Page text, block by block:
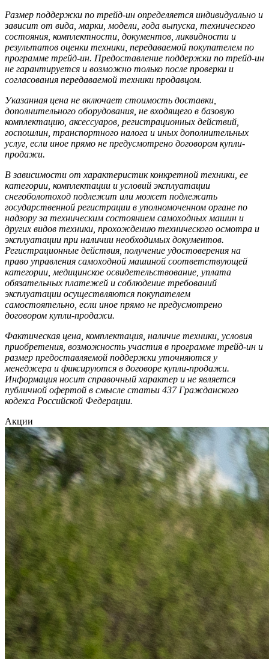
Размер поддержки по трейд-ин определяется индивидуально и
зависит от вида, марки, модели, года выпуска, технического
состояния, комплектности, документов, ликвидности и
результатов оценки техники, передаваемой покупателем по
программе трейд-ин. Предоставление поддержки по трейд-ин
не гарантируется и возможно только после проверки и
согласования передаваемой техники продавцом.
Указанная цена не включает стоимость доставки,
дополнительного оборудования, не входящего в базовую
комплектацию, аксессуаров, регистрационных действий,
госпошлин, транспортного налога и иных дополнительных
услуг, если иное прямо не предусмотрено договором купли-
продажи.
В зависимости от характеристик конкретной техники, ее
категории, комплектации и условий эксплуатации
снегоболотоход подлежит или может подлежать
государственной регистрации в уполномоченном органе по
надзору за техническим состоянием самоходных машин и
других видов техники, прохождению технического осмотра и
эксплуатации при наличии необходимых документов.
Регистрационные действия, получение удостоверения на
право управления самоходной машиной соответствующей
категории, медицинское освидетельствование, уплата
обязательных платежей и соблюдение требований
эксплуатации осуществляются покупателем
самостоятельно, если иное прямо не предусмотрено
договором купли-продажи.
Фактическая цена, комплектация, наличие техники, условия
приобретения, возможность участия в программе трейд-ин и
размер предоставляемой поддержки уточняются у
менеджера и фиксируются в договоре купли-продажи.
Информация носит справочный характер и не является
публичной офертой в смысле статьи 437 Гражданского
кодекса Российской Федерации.
Акции